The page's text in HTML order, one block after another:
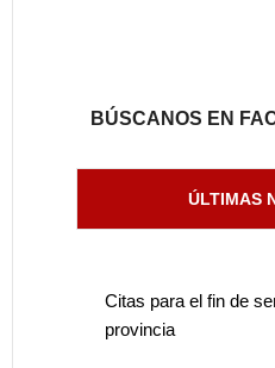
BÚSCANOS EN
ÚLTIMAS
Citas para el fin de
provincia